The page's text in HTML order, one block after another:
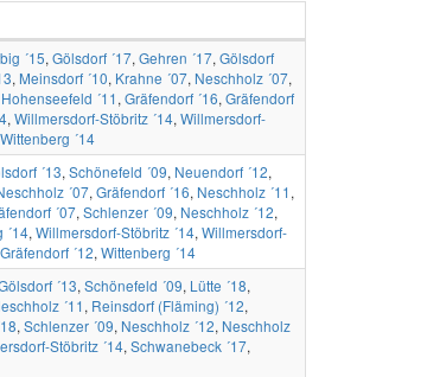
´15, Gölsdorf ´17, Gehren ´17, Gölsdorf
, Meinsdorf ´10, Krahne ´07, Neschholz ´07,
Hohenseefeld ´11 , Gräfendorf ´16, Gräfendorf
, Willmersdorf-Stöbritz ´14, Willmersdorf-
Wittenberg ´14
´13, Schönefeld ´09, Neuendorf ´12,
´07, Gräfendorf ´16, Neschholz ´11 ,
´07, Schlenzer ´09, Neschholz ´12,
´14, Willmersdorf-Stöbritz ´14, Willmersdorf-
Gräfendorf ´12, Wittenberg ´14
´13, Schönefeld ´09, Lütte ´18,
´11 , Reinsdorf (Fläming) ´12,
, Schlenzer ´09, Neschholz ´12, Neschholz
Stöbritz ´14, Schwanebeck ´17,